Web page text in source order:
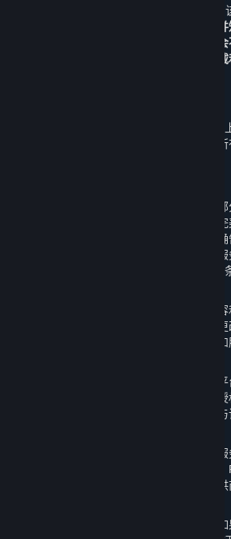
”）下载和使
您理解
该游戏开发方或游戏运营方决定并可能
无法承诺或保证您可以在正式上线日下载
除以下第3.G条规定的以外，在蒸汽平台
以及使用蒸汽钱包（定义如下）进行的
使用平台是免费的，但是完美世界会就
取一定的费用。对于付费内容和服务，
应页面上将收费方式和资费标准向您明
付该费用，则您无法使用相应的内容和
服务一经付费即视为购买完成，除第3.G
完美世界有权决定并可能会对不同的内
费方式和资费标准，并有权随时调整或
布，您在资费发生变动之前购买的内容
您在平台上购买内容和服务时，应通过
供商进行充值或付款。任何因通过未经
进行的充值或消费而导致的纠纷应由您与
请您注意，当您向完美世界指定的支付
息时，即意味着您是与该支付相关的卡
的授权使用方，并且您授权支付服务提
对于具有约定使用期限的内容和服务，